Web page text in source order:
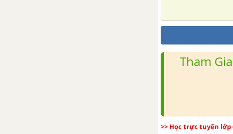
Tham
>> Học trực tuyến